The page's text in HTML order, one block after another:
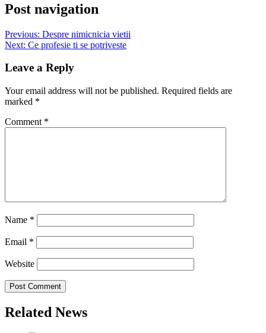
Post navigation
Previous: Despre nimicnicia vietii
Next: Ce profesie ti se potriveste
Leave a Reply
Your email address will not be published. Required fields are
marked *
Comment *
Name *
Email *
Website
Related News